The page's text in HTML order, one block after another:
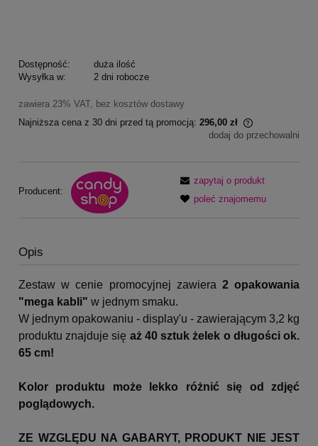
Dostępność:
duża ilość
Wysyłka w:
2 dni robocze
zawiera 23% VAT, bez kosztów dostawy
Najniższa cena z 30 dni przed tą promocją: 296,00 zł
Jeżeli
sprzedaży.
dodaj do przechowalni
Producent:
zapytaj o produkt
poleć znajomemu
Opis
Zestaw w cenie promocyjnej zawiera 2opakowania
"mega kabli" w jednym smaku.
W jednym opakowaniu - display'u - zawierającym 3,2 kg
produktu znajduje się aż40 sztuk żelek o długości ok.
65 cm!
Kolor produktu może lekko różnić się od zdjęć
poglądowych.
ZE WZGLĘDU NA GABARYT, PRODUKT NIE JEST